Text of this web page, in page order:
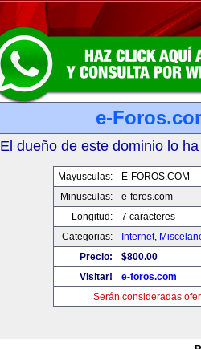
e-
El dueño de este dominio lo
Mayusculas:
E-FOROS.COM
Minusculas:
e-foros.com
Longitud:
7 caracteres
Categorias:
Internet,
Precio:
$800.00
Visitar!
e-foros.com
Serán consideradas